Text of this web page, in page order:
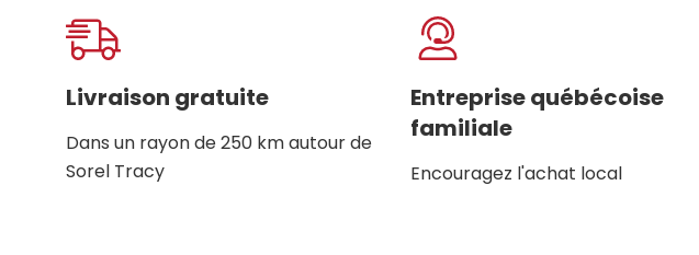
personnalisé
Livraison gratuite
Dans un rayon de 250 km autour de
Sorel Tracy
Entreprise québécoise
familiale
Encouragez l'achat local